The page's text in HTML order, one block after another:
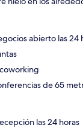
abierto las 24
de 65
las 24 horas